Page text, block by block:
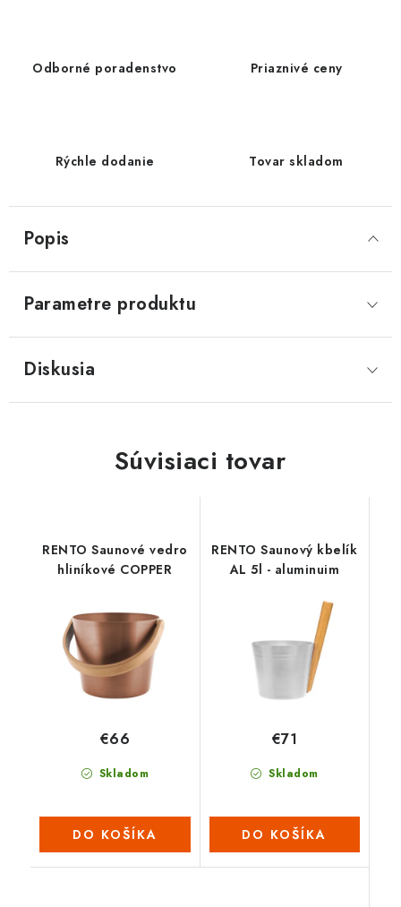
Odborné poradenstvo Priaznivé ceny
Rýchle dodanie Tovar skladom
Popis
Parametre produktu
Diskusia
Súvisiaci tovar
RENTO Saunové vedro
hliníkové COPPER
Skladom
€66
DO KOŠÍKA
RENTO Saunový kbelík
AL 5l - aluminuim
Skladom
€71
DO KOŠÍKA